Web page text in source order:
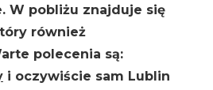
W pobliżu znajduje się
również
polecenia są:
i oczywiście sam Lublin